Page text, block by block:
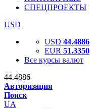
СПЕЦПРОЕКТЫ
USD
USD 44.4886
EUR 51.3350
Все курсы валют
44.4886
Авторизация
Поиск
UA